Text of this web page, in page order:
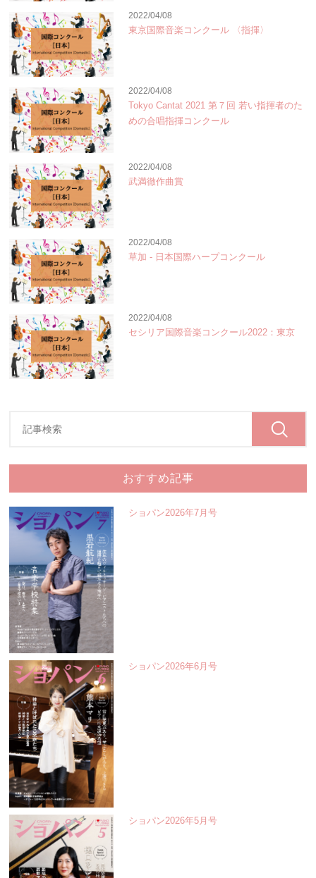
2022/04/08
東京国際音楽コンクール 〈指揮〉
2022/04/08
Tokyo Cantat 2021 第７回 若い指揮者のた
めの合唱指揮コンクール
2022/04/08
武満徹作曲賞
2022/04/08
草加 - 日本国際ハープコンクール
2022/04/08
セシリア国際音楽コンクール2022：東京
おすすめ記事
ショパン2026年7月号
ショパン2026年6月号
ショパン2026年5月号